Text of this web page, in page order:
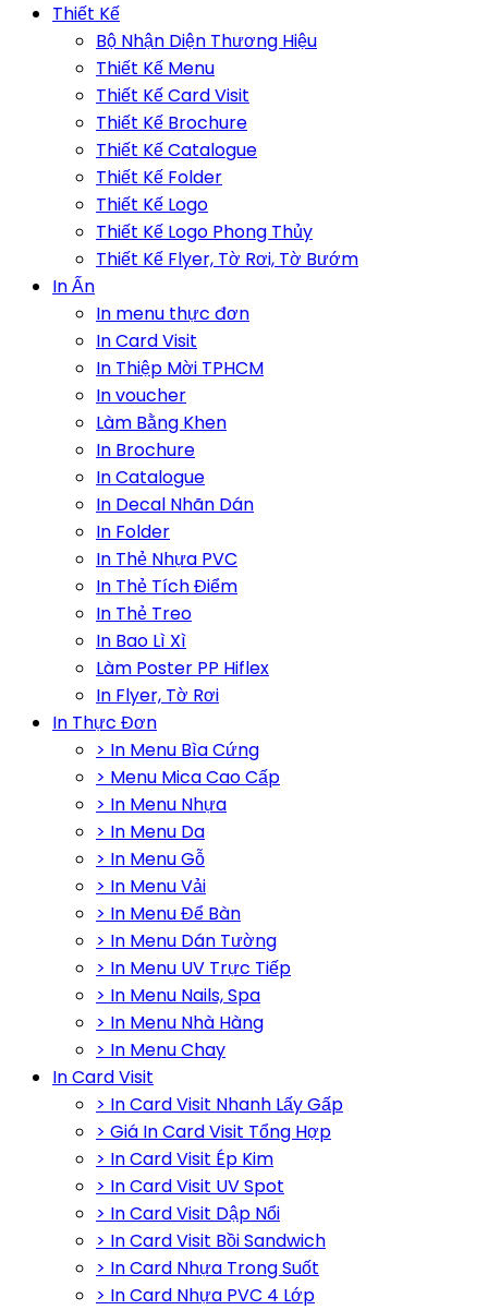
Thiết Kế
Bộ Nhận Diện Thương Hiệu
Thiết Kế Menu
Thiết Kế Card Visit
Thiết Kế Brochure
Thiết Kế Catalogue
Thiết Kế Folder
Thiết Kế Logo
Thiết Kế Logo Phong Thủy
Thiết Kế Flyer, Tờ Rơi, Tờ Bướm
In Ấn
In menu thực đơn
In Card Visit
In Thiệp Mời TPHCM
In voucher
Làm Bằng Khen
In Brochure
In Catalogue
In Decal Nhãn Dán
In Folder
In Thẻ Nhựa PVC
In Thẻ Tích Điểm
In Thẻ Treo
In Bao Lì Xì
Làm Poster PP Hiflex
In Flyer, Tờ Rơi
In Thực Đơn
> In Menu Bìa Cứng
> Menu Mica Cao Cấp
> In Menu Nhựa
> In Menu Da
> In Menu Gỗ
> In Menu Vải
> In Menu Để Bàn
> In Menu Dán Tường
> In Menu UV Trực Tiếp
> In Menu Nails, Spa
> In Menu Nhà Hàng
> In Menu Chay
In Card Visit
> In Card Visit Nhanh Lấy Gấp
> Giá In Card Visit Tổng Hợp
> In Card Visit Ép Kim
> In Card Visit UV Spot
> In Card Visit Dập Nổi
> In Card Visit Bồi Sandwich
> In Card Nhựa Trong Suốt
> In Card Nhựa PVC 4 Lớp